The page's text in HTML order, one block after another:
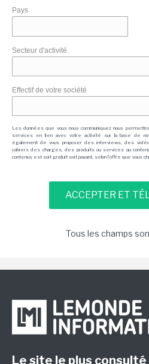
Pays
Secteur d'activité
Effectif de votre société
Les données que vous nous communiquez nous
services en lien avec votre activité sur la base de
également de vous proposer des interviews, des
cahiers des charges, des produits ou services au
contenus est soit gratuit soit payant, selon l'offre que vous
Tous les champs
Le site le plus consulté